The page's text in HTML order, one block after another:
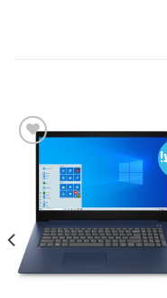
למועדפים